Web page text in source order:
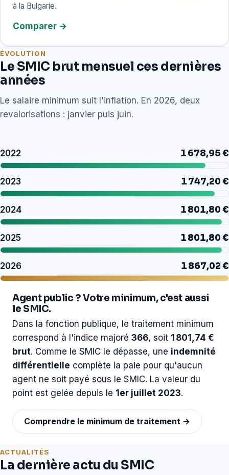
à la Bulgarie.
Comparer →
ÉVOLUTION
Le SMIC brut mensuel ces dernières
années
Le salaire minimum suit l'inflation. En 2026, deux
revalorisations : janvier puis juin.
2022 1 678,95 €
2023 1 747,20 €
2024 1 801,80 €
2025 1 801,80 €
2026 1 867,02 €
Agent public ? Votre minimum, c'est aussi
le SMIC.
Dans la fonction publique, le traitement minimum
correspond à l'indice majoré 366, soit 1 801,74 €
brut. Comme le SMIC le dépasse, une indemnité
différentielle complète la paie pour qu'aucun
agent ne soit payé sous le SMIC. La valeur du
point est gelée depuis le 1er juillet 2023.
Comprendre le minimum de traitement →
ACTUALITÉS
La dernière actu du SMIC